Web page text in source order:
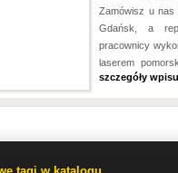
Zamówisz u nas
Gdańsk, a
pracownicy
laserem
szczegóły